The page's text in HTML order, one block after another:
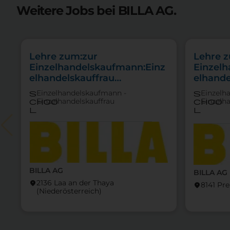
Weitere Jobs bei BILLA AG.
BILLA AG
location_on2136 Laa an der Thaya
(Nieder­österreich)
Lehre zum:zur
Einzelhandelskaufmann:Einz
elhandelskauffrau
Schwerpunkt
Feinkostfachverkauf
s
choo
l
Einzelhandelskaufmann -
Einzelhandelskauffrau
BILLA AG
location_on8141
Lehre
s
choo
l